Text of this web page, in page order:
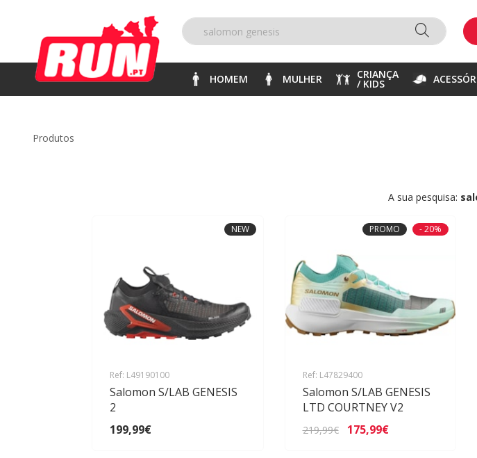
HOMEM MULHER CRIANÇA
/ KIDS
produtos
A sua pesquisa:
NEW
Ref: L49190100
Salomon S/LAB GENESIS
2
199,99€
PROMO - 20%
Ref: L47829400
Salomon S/LAB GENESIS
LTD COURTNEY V2
219,99€ 175,99€